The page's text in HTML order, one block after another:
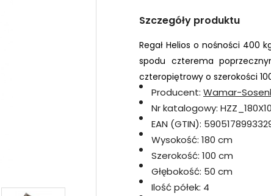
Szczegóły produktu
Regał Helios o nośności 400
spodu czterema
czteropiętrowy o szerokości
Producent: Wamar-
Nr katalogowy:
EAN (GTIN):
Wysokość: 180 cm
Szerokość: 100 cm
Głębokość: 50 cm
Ilość półek: 4